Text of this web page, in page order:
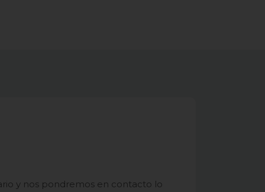
y nos pondremos en contacto lo